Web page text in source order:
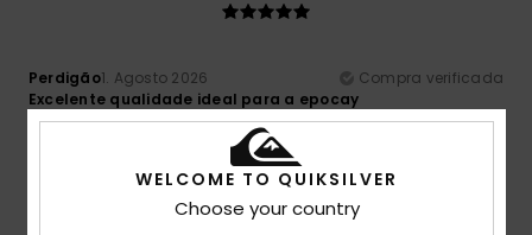
Perdigão1. Agosto 2026
Compra verificada
Excelente qualidade ideal para a epocay
Conforto: 5/5 Relação qualidade/preço: 5/5 Tamanho:
Material: 5/5
Eu recomendo este produto
WELCOME TO QUIKSILVER
Choose your country